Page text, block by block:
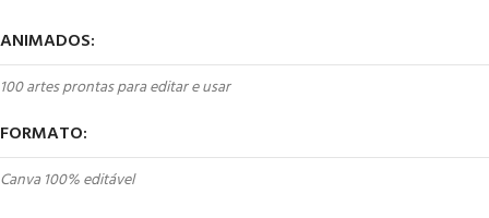
ANIMADOS:
100 artes prontas para editar e usar
FORMATO:
Canva 100% editável